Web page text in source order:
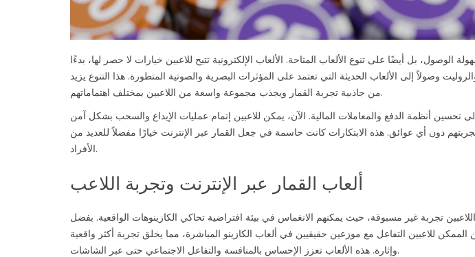
الوصول، بل أيضًا على تنوع الألعاب المتاحة. الألعاب الإلكترونية تتيح للاعبين خيارات لا حصر لها، بدءًا
وصولاً إلى الألعاب الحديثة التي تعتمد على المؤثرات البصرية والصوتية المتطورة. هذا التنوع يزيد
من جاذبية تجربة القمار ويجذب مجموعة واسعة من اللاعبين بمختلف اهتماماتهم.
تحسين أنظمة الدفع والمعاملات المالية. الآن، يمكن للاعبين إتمام عمليات الإيداع والسحب بشكل آمن
دون أي عوائق. هذه الابتكارات كانت حاسمة في جعل القمار عبر الإنترنت خيارًا مفضلاً للعديد من
الأفراد.
ألعاب القمار عبر الإنترنت وتجربة اللاعب
اللاعبين تجربة غير مسبوقة، حيث يمكنهم الانغماس في بيئة افتراضية تحاكي الكازينوهات الواقعية. بفضل
الممكن للاعبين التفاعل مع موزعين حقيقيين في ألعاب الكازينو المباشرة، مما يخلق تجربة أكثر واقعية
وإثارة. هذه الألعاب تعزز الإحساس بالمنافسة والتفاعل الاجتماعي حتى عبر الشاشات.